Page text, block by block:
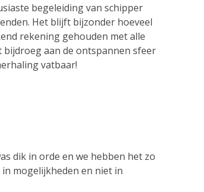
begeleiding van schipper
Het blijft bijzonder hoeveel
rekening gehouden met alle
bijdroeg aan de ontspannen sfeer
vatbaar!
dik in orde en we hebben het zo
mogelijkheden en niet in